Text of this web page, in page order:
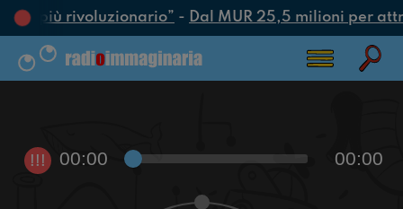
più rivoluzionario”- Dal MUR 25,5 milioni per
!!! 00:00 00:00